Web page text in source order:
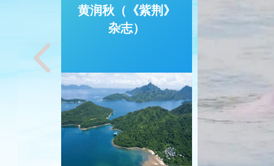
黄润秋（《紫荆》
杂志）